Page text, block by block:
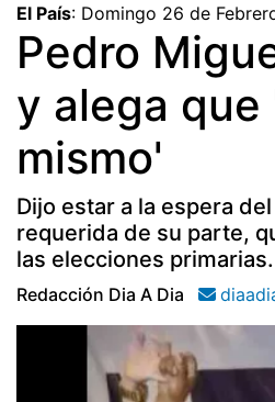
El País: Domingo 26 de
Pedro
y alega
mismo'
Dijo estar a la espera
requerida de su parte,
las elecciones primarias.
Redacción Dia A Dia